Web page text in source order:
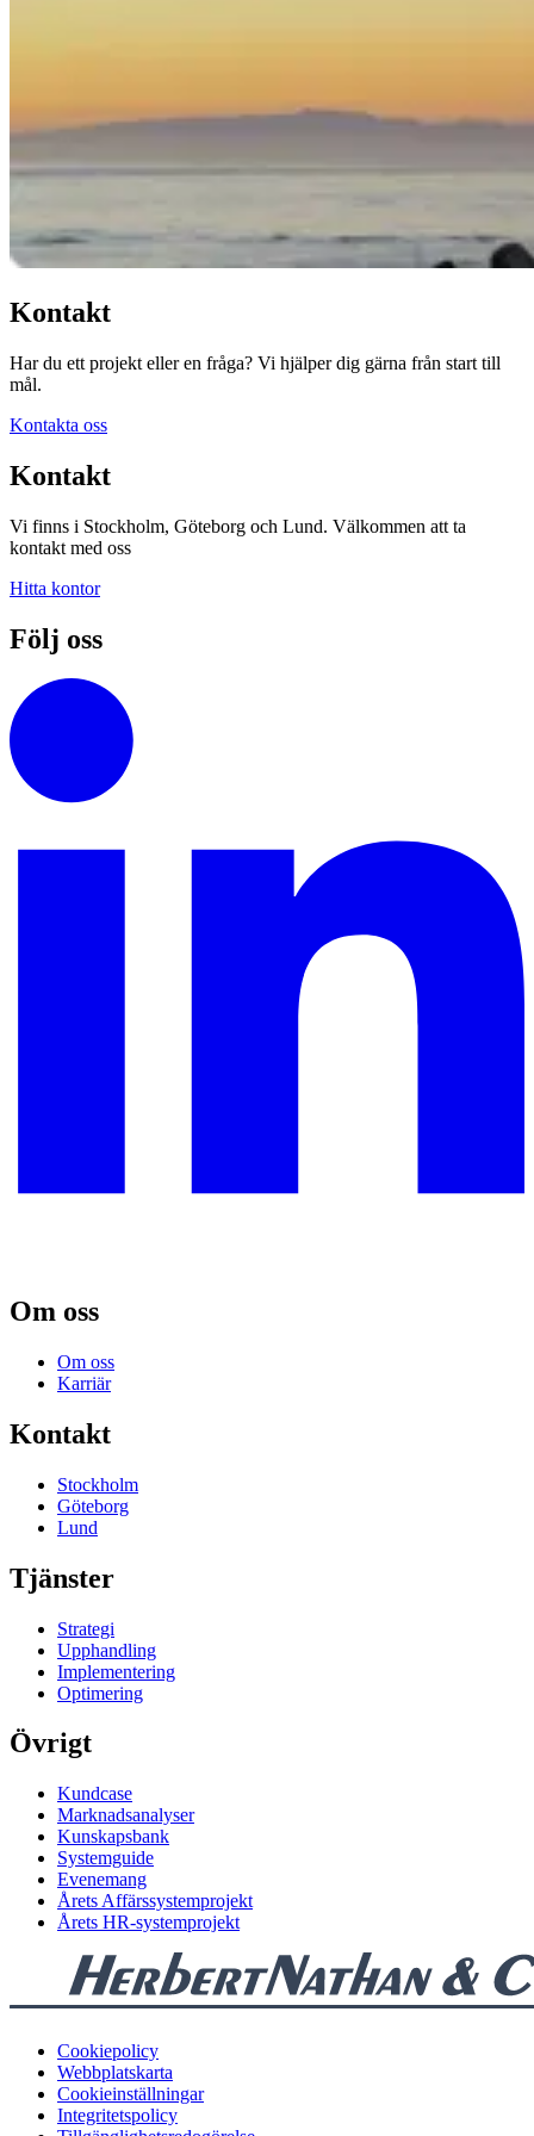
Kontakt
Har du ett projekt eller en fråga? Vi hjälper dig gärna från start till
mål.
Kontakta oss
Kontakt
Vi finns i Stockholm, Göteborg och Lund. Välkommen att ta
kontakt med oss
Hitta kontor
Följ oss
Om oss
Om oss
Karriär
Kontakt
Stockholm
Göteborg
Lund
Tjänster
Strategi
Upphandling
Implementering
Optimering
Övrigt
Kundcase
Marknadsanalyser
Kunskapsbank
Systemguide
Evenemang
Årets Affärssystemprojekt
Årets HR-systemprojekt
Cookiepolicy
Webbplatskarta
Cookieinställningar
Integritetspolicy